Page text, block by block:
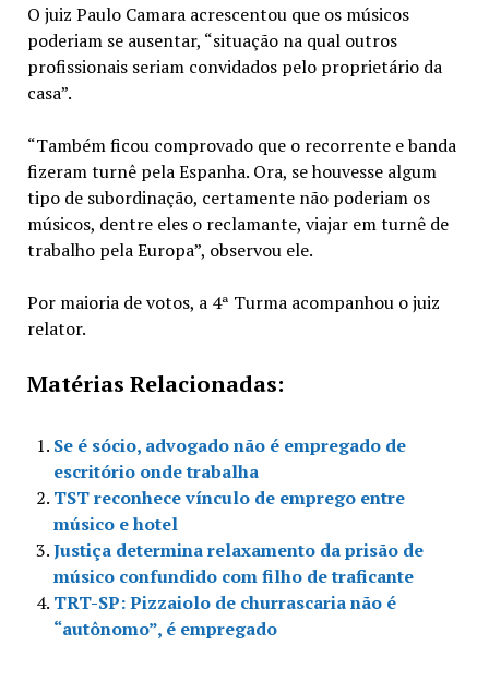
O juiz Paulo Camara acrescentou que os músicos
poderiam se ausentar, “situação na qual outros
profissionais seriam convidados pelo proprietário da
casa”.
“Também ficou comprovado que o recorrente e banda
fizeram turnê pela Espanha. Ora, se houvesse algum
tipo de subordinação, certamente não poderiam os
músicos, dentre eles o reclamante, viajar em turnê de
trabalho pela Europa”, observou ele.
Por maioria de votos, a 4ª Turma acompanhou o juiz
relator.
Matérias Relacionadas:
Se é sócio, advogado não é empregado de
escritório onde trabalha
TST reconhece vínculo de emprego entre
músico e hotel
Justiça determina relaxamento da prisão de
músico confundido com filho de traficante
TRT-SP: Pizzaiolo de churrascaria não é
“autônomo”, é empregado